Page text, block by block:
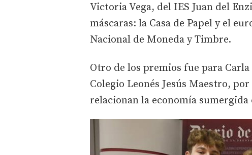
Victoria Vega, del IES Juan del
máscaras: la Casa de Papel y el
Nacional de Moneda y Timbre.
Otro de los premios fue para
Colegio Leonés Jesús Maestro,
relacionan la economía sumergida